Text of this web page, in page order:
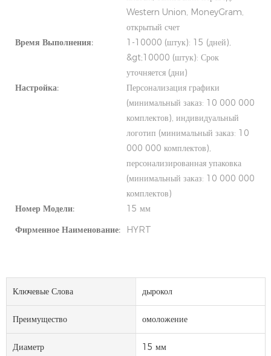
Western Union, MoneyGram,
открытый счет
Время Выполнения:
1-10000 (штук): 15 (дней),
&gt;10000 (штук): Срок
уточняется (дни)
Настройка:
Персонализация графики
(минимальный заказ: 10 000 000
комплектов), индивидуальный
логотип (минимальный заказ: 10
000 000 комплектов),
персонализированная упаковка
(минимальный заказ: 10 000 000
комплектов)
Номер Модели:
15 мм
Фирменное Наименование:
HYRT
Ключевые Слова дырокол
Преимущество омоложение
Диаметр 15 мм